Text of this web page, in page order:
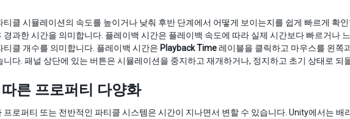
티클 시뮬레이션의 속도를 높이거나 낮춰 후반 단계에서 어떻게 보이는지를 쉽게 빠르게 확인
과한 시간을 의미합니다. 플레이백 시간은 플레이백 속도에 따라 실제 시간보다 빠르거나
티클 개수를 의미합니다. 플레이백 시간은 Playback Time레이블을 클릭하고 마우스를 왼쪽
니다. 패널 상단에 있는 버튼은 시뮬레이션을 중지하고 재개하거나, 정지하고 초기 상태로 되
른 프로퍼티 다양화
프로퍼티 또는 전반적인 파티클 시스템은 시간이 지나면서 변할 수 있습니다. Unity에서는 배